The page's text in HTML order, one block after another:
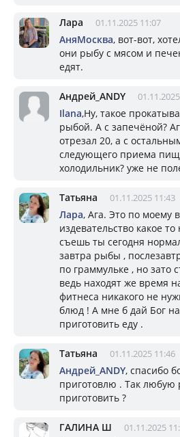
Лара 01.11.2025 11:07
АняМосква, вот-вот,
они рыбу с мясом и
едят.
Андрей_ANDY
Ilana,Ну, такое
рыбой. А с запечёной?
отрезал 20, а с
следующего приема
холодильник? уже не
Татьяна 01.11.2025 11:43
Лара, Ага. Это по моему
издевательство какое
съешь ты сегодня
завтра рыбы ,
по граммульке , но зато
ведь находят же время
фитнеса никакого не
блюд ! А мне б дай Бог
приготовить еду .
Татьяна 01.11.2025 11:46
Андрей_ANDY, спасибо
приготовлю . Так
приготовить ?
ГАЛИНА Ш 01.11.2025